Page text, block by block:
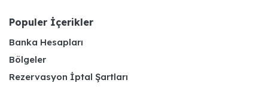
Populer İçerikler
Banka Hesapları
Bölgeler
Rezervasyon İptal Şartları